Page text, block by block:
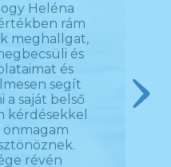
Heléna
rám
meghallgat,
és
és
segít
saját belső
kérdésekkel
révén
Next